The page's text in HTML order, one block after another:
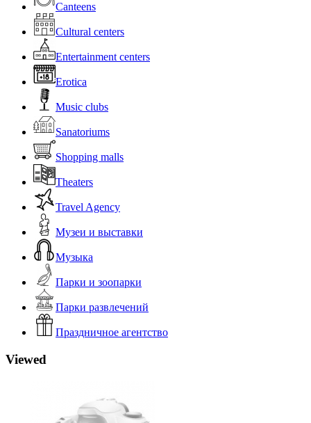
Canteens
Cultural centers
Entertainment centers
Erotica
Music clubs
Sanatoriums
Shopping malls
Theaters
Travel Agency
Музеи и выставки
Музыка
Парки и зоопарки
Парки развлечений
Праздничное агентство
Viewed